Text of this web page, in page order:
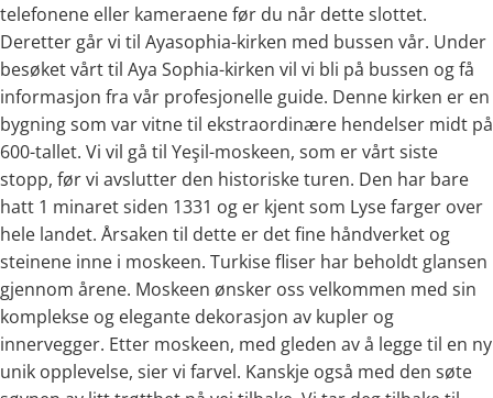
telefonene eller kameraene før du når dette slottet.
Deretter går vi til Ayasophia-kirken med bussen vår. Under
besøket vårt til Aya Sophia-kirken vil vi bli på bussen og få
informasjon fra vår profesjonelle guide. Denne kirken er en
bygning som var vitne til ekstraordinære hendelser midt på
600-tallet. Vi vil gå til Yeşil-moskeen, som er vårt siste
stopp, før vi avslutter den historiske turen. Den har bare
hatt 1 minaret siden 1331 og er kjent som Lyse farger over
hele landet. Årsaken til dette er det fine håndverket og
steinene inne i moskeen. Turkise fliser har beholdt glansen
gjennom årene. Moskeen ønsker oss velkommen med sin
komplekse og elegante dekorasjon av kupler og
innervegger. Etter moskeen, med gleden av å legge til en ny
unik opplevelse, sier vi farvel. Kanskje også med den søte